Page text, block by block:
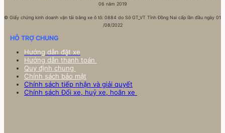
06 năm 2019
© Giấy chứng kinh doanh vận tải bằng xe ô tô: 0884 do Sở GT_VT Tỉnh Đồng Nai cấp lần đầu ngày 01
/08/2022
HỖ TRỢ CHUNG
Hướng dẫn đặt xe
Hướng dẫn thanh toán
Quy định chung
Chính sách bảo mật
Chính sách tiếp nhận và giải quyết
Chính sách Đổi xe, huỷ xe, hoãn xe